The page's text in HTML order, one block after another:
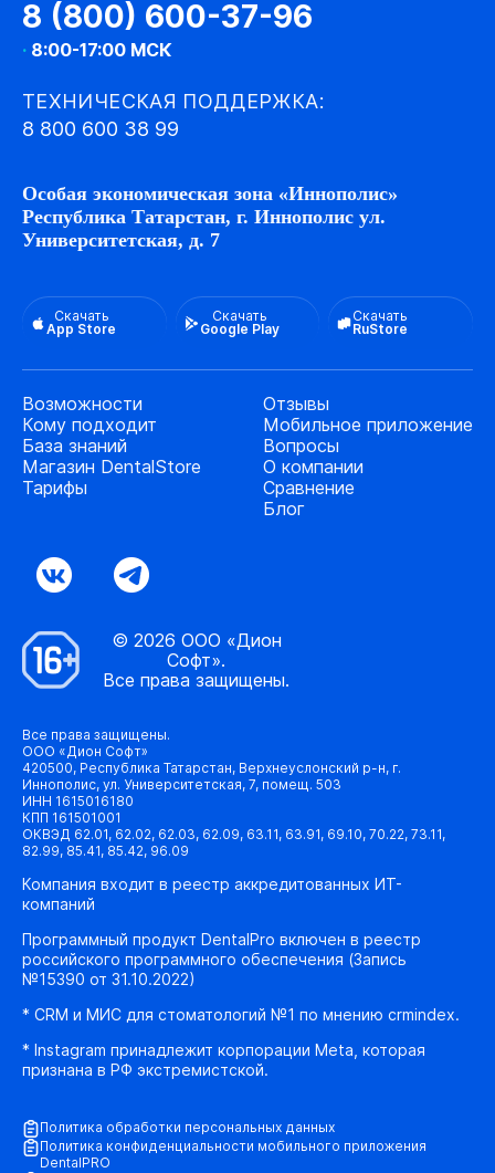
8 (800) 600-37-96
· 8:00-17:00 МСК
ТЕХНИЧЕСКАЯ ПОДДЕРЖКА:
8 800 600 38 99
Особая экономическая зона «Иннополис»
Республика Татарстан, г. Иннополис ул.
Университетская, д. 7
Скачать
App Store
Скачать
Google Play
Скачать
RuStore
Возможности
Кому подходит
База знаний
Магазин DentalStore
Тарифы
Отзывы
Мобильное приложение
Вопросы
О компании
Сравнение
Блог
© 2026 ООО «Дион
Софт».
Все права защищены.
Все права защищены.
ООО «Дион Софт»
420500, Республика Татарстан, Верхнеуслонский р-н, г.
Иннополис, ул. Университетская, 7, помещ. 503
ИНН 1615016180
КПП 161501001
ОКВЭД 62.01, 62.02, 62.03, 62.09, 63.11, 63.91, 69.10, 70.22, 73.11,
82.99, 85.41, 85.42, 96.09
Компания входит в реестр аккредитованных ИТ-
компаний
Программный продукт DentalPro включен в реестр
российского программного обеспечения (Запись
№15390 от 31.10.2022)
* CRM и МИС для стоматологий №1 по мнению crmindex.
* Instagram принадлежит корпорации Meta, которая
признана в РФ экстремистской.
Политика обработки персональных данных
Политика конфиденциальности мобильного приложения
DentalPRO